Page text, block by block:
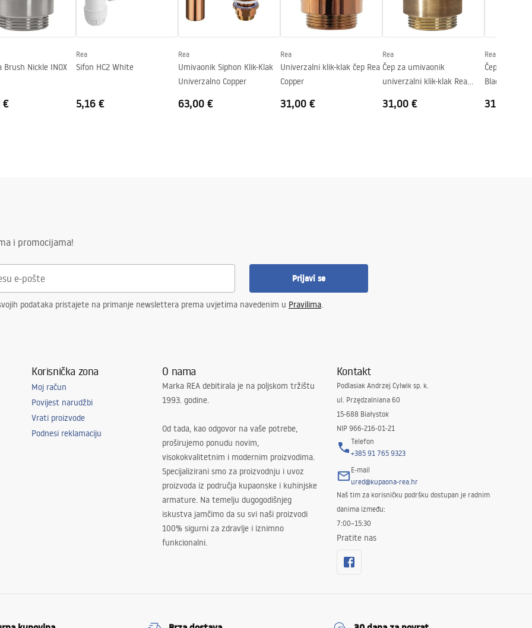
Brush Nickle INOX
€
Rea
Sifon HC2 White
5,16 €
Rea
Umivaonik Siphon Klik-Klak
Univerzalno Copper
63,00 €
Rea
Univerzalni klik-klak čep Rea
Copper
31,00 €
Rea
Čep za umivaonik
univerzalni klik-klak Rea
31,00 €
Rea
Čep
Black Mat
31,00 €
i promocijama!
Prijavi se
podataka pristajete na primanje newslettera prema uvjetima navedenim u Pravilima.
Korisnička zona
Moj račun
Povijest narudžbi
Vrati proizvode
Podnesi reklamaciju
O nama
Marka REA debitirala je na poljskom tržištu
1993. godine.
Od tada, kao odgovor na vaše potrebe,
proširujemo ponudu novim,
visokokvalitetnim i modernim proizvodima.
Specijalizirani smo za proizvodnju i uvoz
proizvoda iz područja kupaonske i kuhinjske
armature. Na temelju dugogodišnjeg
iskustva jamčimo da su svi naši proizvodi
100% sigurni za zdravlje i iznimno
funkcionalni.
Kontakt
Podlasiak Andrzej Cylwik sp. k.
ul. Przędzalniana 60
15-688 Białystok
NIP 966-216-01-21
Telefon
+385 91 765 9323
E-mail
ured@kupaona-rea.hr
Naš tim za korisničku podršku dostupan je radnim
danima između:
7:00–15:30
Pratite nas